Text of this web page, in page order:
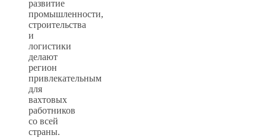
развитие
промышленности,
строительства
и
логистики
делают
регион
привлекательным
для
вахтовых
работников
со всей
страны.